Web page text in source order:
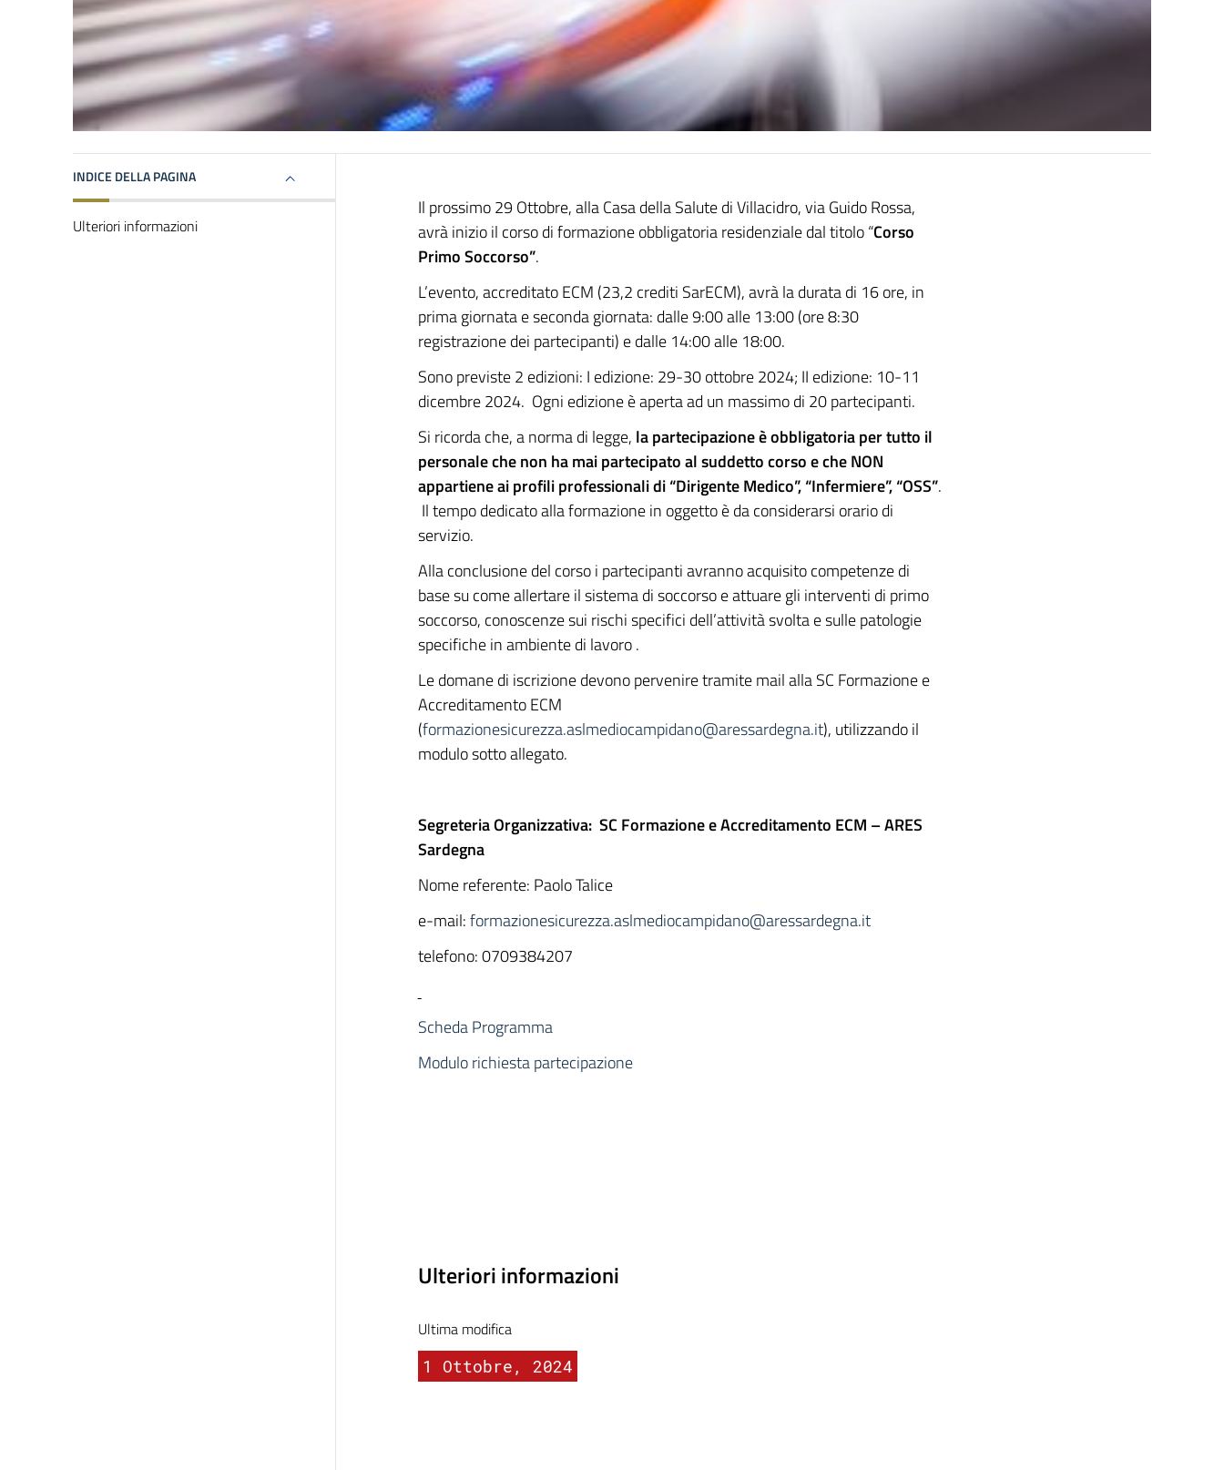
INDICE DELLA PAGINA
Ulteriori informazioni
Il prossimo 29 Ottobre, alla Casa della Salute di Villacidro, via Guido Rossa,
avrà inizio il corso di formazione obbligatoria residenziale dal titolo “Corso
Primo Soccorso”.
L’evento, accreditato ECM (23,2 crediti SarECM), avrà la durata di 16 ore, in
prima giornata e seconda giornata: dalle 9:00 alle 13:00 (ore 8:30
registrazione dei partecipanti) e dalle 14:00 alle 18:00.
Sono previste 2 edizioni: I edizione: 29-30 ottobre 2024; II edizione: 10-11
dicembre 2024. Ogni edizione è aperta ad un massimo di 20 partecipanti.
Si ricorda che, a norma di legge, la partecipazione è obbligatoria per tutto il
personale che non ha mai partecipato al suddetto corso e che NON
appartiene ai profili professionali di “Dirigente Medico”, “Infermiere”, “OSS”.
Il tempo dedicato alla formazione in oggetto è da considerarsi orario di
servizio.
Alla conclusione del corso i partecipanti avranno acquisito competenze di
base su come allertare il sistema di soccorso e attuare gli interventi di primo
soccorso, conoscenze sui rischi specifici dell’attività svolta e sulle patologie
specifiche in ambiente di lavoro .
Le domane di iscrizione devono pervenire tramite mail alla SC Formazione e
Accreditamento ECM
(formazionesicurezza.aslmediocampidano@aressardegna.it), utilizzando il
modulo sotto allegato.
Segreteria Organizzativa: SC Formazione e Accreditamento ECM – ARES
Sardegna
Nome referente: Paolo Talice
e-mail:formazionesicurezza.aslmediocampidano@aressardegna.it
telefono: 0709384207
Scheda Programma
Modulo richiesta partecipazione
Ulteriori informazioni
Ultima modifica
1 Ottobre, 2024